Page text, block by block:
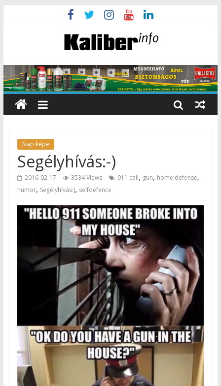
Nap képe
Segélyhívás:-)
2016-02-17 3534 Views 911 call, gun, home defense,
humor, Segélyhívás:), selfdefence